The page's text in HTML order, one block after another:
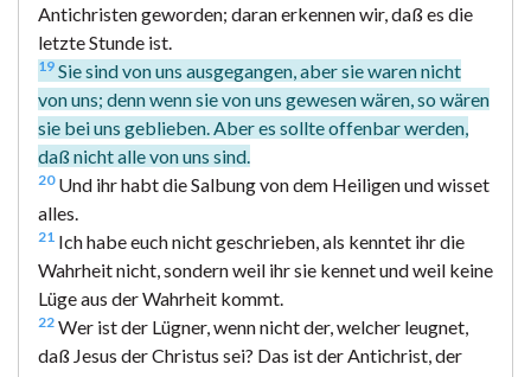
Antichristen geworden; daran erkennen wir, daß es die
letzte Stunde ist.
19 Sie sind von uns ausgegangen, aber sie waren nicht
von uns; denn wenn sie von uns gewesen wären, so wären
sie bei uns geblieben. Aber es sollte offenbar werden,
daß nicht alle von uns sind.
20Und ihr habt die Salbung von dem Heiligen und wisset
alles.
21 Ich habe euch nicht geschrieben, als kenntet ihr die
Wahrheit nicht, sondern weil ihr sie kennet und weil keine
Lüge aus der Wahrheit kommt.
22 Wer ist der Lügner, wenn nicht der, welcher leugnet,
daß Jesus der Christus sei? Das ist der Antichrist, der